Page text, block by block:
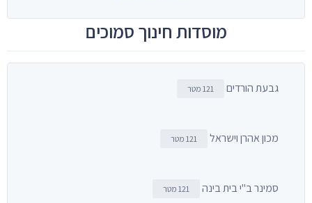
מוסדות חינוך סמוכים
גבעת הורדים 121 מטר
מכון אהרן וישראל 121 מטר
סמינר ב"י בית בינה 121 מטר